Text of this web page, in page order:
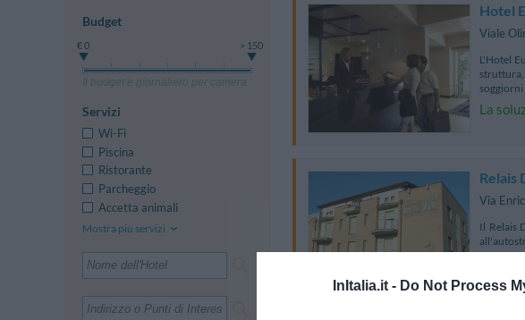
InItalia.it - Do Not Process
Hotel
Viale
L'Hotel
struttura,
soggiorni
La
Relais
Via
Il Relais
comfort
Budget
€ 0 > 150
Il budget è giornaliero per camera
Servizi
Wi-Fi
Piscina
Ristorante
Parcheggio
Accetta animali
Mostra più servizi